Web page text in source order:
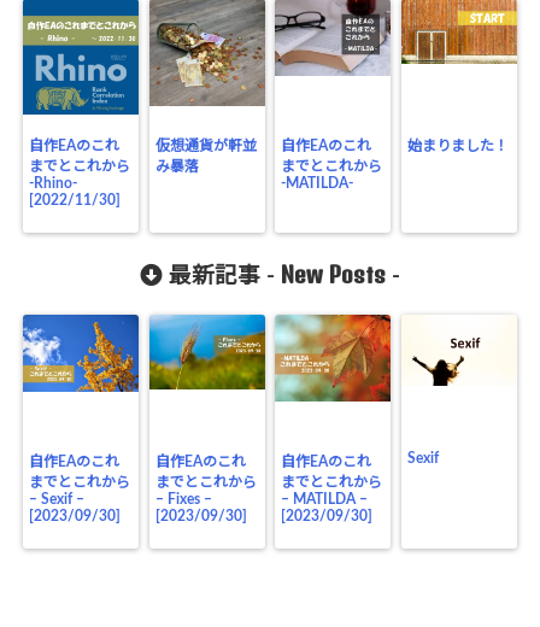
自作EAのこれ
までとこれから
-Rhino-
[2022/11/30]
仮想通貨が軒並
み暴落
自作EAのこれ
までとこれから
-MATILDA-
始まりました！
最新記事 - New Posts -
自作EAのこれ
までとこれから
– Sexif –
[2023/09/30]
自作EAのこれ
までとこれから
– Fixes –
[2023/09/30]
自作EAのこれ
までとこれから
– MATILDA –
[2023/09/30]
Sexif